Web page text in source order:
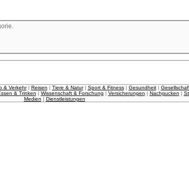
& Verkehr| Reisen | Tiere & Natur| Sport & Fitness| Gesundheit|
& Trinken | Wissenschaft & Forschung | Versicherungen | Nachgucken |
Medien | Dienstleistungen